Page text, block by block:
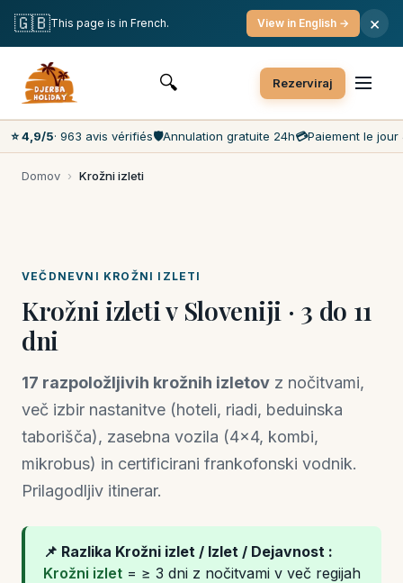
Brezplačna odpoved
Plačilo v dnevu obiska
Najnižje cene na trgu
Služba za stranke 7 dni v tednu
🔍 Rezerviraj
⭐ 4,9/5· 963 avis vérifiés🛡️Annulation gratuite 24h💳Paiement le jour
Domov › Krožni izleti
VEČDNEVNI KROŽNI IZLETI
Krožni izleti v Sloveniji · 3 do 11
dni
17 razpoložljivih krožnih izletov z nočitvami,
več izbir nastanitve (hoteli, riadi, beduinska
taborišča), zasebna vozila (4×4, kombi,
mikrobus) in certificirani frankofonski vodnik.
Prilagodljiv itinerar.
📌 Razlika Krožni izlet / Izlet / Dejavnost :
Krožni izlet = ≥ 3 dni z nočitvami v več regijah
🇬🇧This page is in French. View in English → ×